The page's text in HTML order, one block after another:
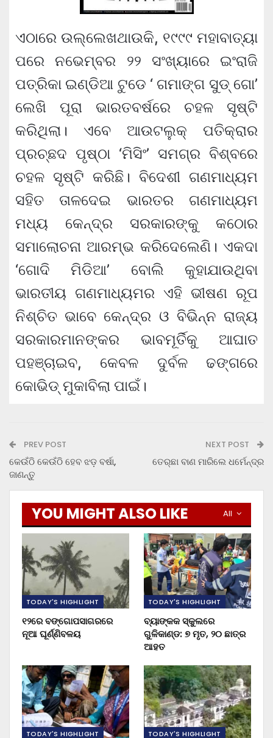
ଏଠାରେ ଉଲ୍ଲେଖଥାଉକି, ୧୯୯୯ ମହାବାତ୍ୟା
ପରେ ନଭେମ୍ବର ୨୨ ସଂଖ୍ୟାରେ ଇଂରାଜି
ପତ୍ରିକା ଇଣ୍ଡିଆ ଟୁଡେ ‘ ଗମାଙ୍ଗ ସୁଡ୍ ଗୋ’
ଲେଖି ପୂରା ଭାରତବର୍ଷରେ ଚହଳ ସୃଷ୍ଟି
କରିଥିଲା। ଏବେ ଆଉଟଲୁକ୍ ପତିକ୍ରାର
ପ୍ରଚ୍ଛଦ ପୃଷ୍ଠା ‘ମିସିଂ’ ସମଗ୍ର ବିଶ୍ବରେ
ଚହଳ ସୃଷ୍ଟି କରିଛି। ବିଦେଶୀ ଗଣମାଧ୍ୟମ
ସହିତ ତାଳଦେଇ ଭାରତର ଗଣମାଧ୍ୟମ
ମଧ୍ୟ କେନ୍ଦ୍ର ସରକାରଙ୍କୁ କଠୋର
ସମାଲୋଚନା ଆରମ୍ଭ କରିଦେଲେଣି। ଏକଦା
‘ଗୋଦି ମିଡିଆ’ ବୋଲି କୁହାଯାଉଥିବା
ଭାରତୀୟ ଗଣମାଧ୍ୟମର ଏହି ଭୀଷଣ ରୂପ
ନିଶ୍ଚିତ ଭାବେ କେନ୍ଦ୍ର ଓ ବିଭିନ୍ନ ରାଜ୍ୟ
ସରକାରମାନଙ୍କର ଭାବମୂର୍ତିକୁ ଆଘାତ
ପହଞ୍ଚାଇବ, କେବଳ ଦୁର୍ବଳ ଢଙ୍ଗରେ
କୋଭିଡ୍ ମୁକାବିଲା ପାଇଁ।
PREV POST
କେଉଁଠି କେଉଁଠି ହେବ ଝଡ଼ ବର୍ଷା,
ଜାଣନ୍ତୁ
NEXT POST
ତେର୍‌ଛା ବାଣ ମାରିଲେ ଧର୍ମେନ୍ଦ୍ର
All
YOU MIGHT ALSO LIKE
TODAY'S HIGHLIGHT
୧୨ରେ ବଙ୍ଗୋପସାଗରରେ
ନୂଆ ଘୂର୍ଣ୍ଣିବଳୟ
TODAY'S HIGHLIGHT
ବ୍ୟାଙ୍କକ ସ୍କୁଲରେ
ଗୁଳିକାଣ୍ଡ: ୭ ମୃତ, ୨୦ ଛାତ୍ର
ଆହତ
TODAY'S HIGHLIGHT TODAY'S HIGHLIGHT